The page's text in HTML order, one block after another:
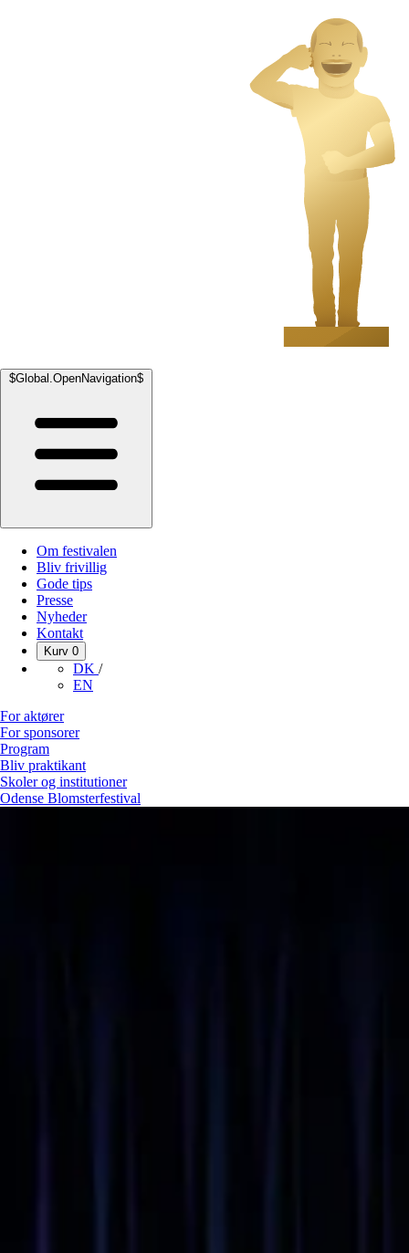
$Global.OpenNavigation$
Om festivalen
Bliv frivillig
Gode tips
Presse
Nyheder
Kontakt
Kurv 0
DK /
EN
For aktører
For sponsorer
Program
Bliv praktikant
Skoler og institutioner
Odense Blomsterfestival